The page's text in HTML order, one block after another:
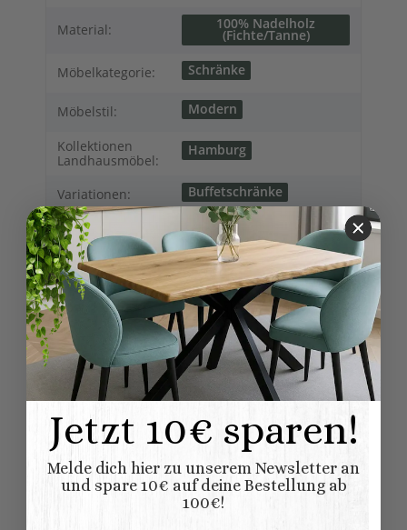
Material: 100% Nadelholz
(Fichte/Tanne)
Möbelkategorie: Schränke
Möbelstil: Modern
Kollektionen
Landhausmöbel:
Hamburg
Variationen: Buffetschränke
Versandgewicht: 95,00 kg
Artikelgewicht: 86,00 kg
Abmessungen (L
x B/T x H) (
Länge × Breite ×
Höhe ):
137,00 × 50,00 ×
197,00 cm
Bewertungen
Jetzt 10€ sparen!
Melde dich hier zu unserem Newsletter an
und spare 10€ auf deine Bestellung ab
100€!